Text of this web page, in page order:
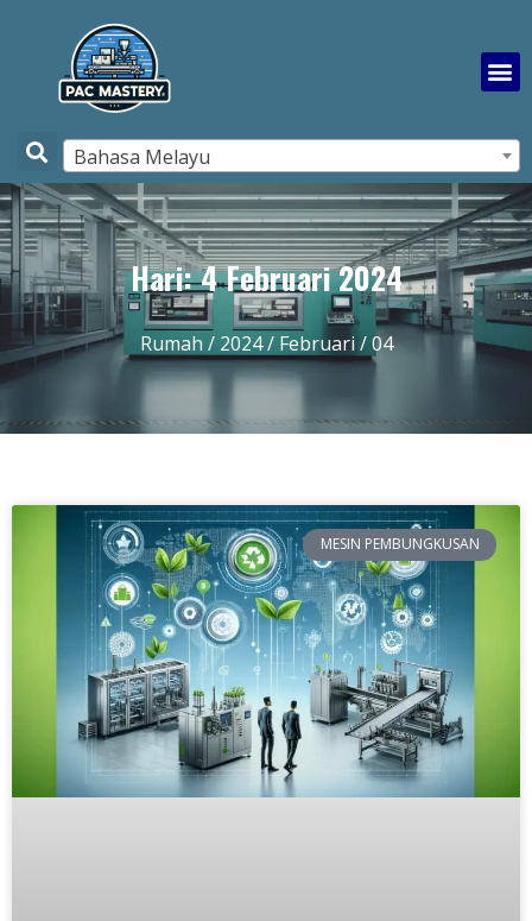
Bahasa Melayu
Hari: 4 Februari 2024
Rumah / 2024/ Februari/ 04
MESIN PEMBUNGKUSAN